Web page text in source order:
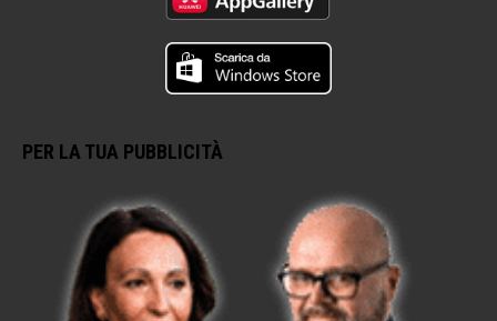
PER LA TUA PUBBLICITÀ